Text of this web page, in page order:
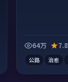
64万 7.8
公路 治愈